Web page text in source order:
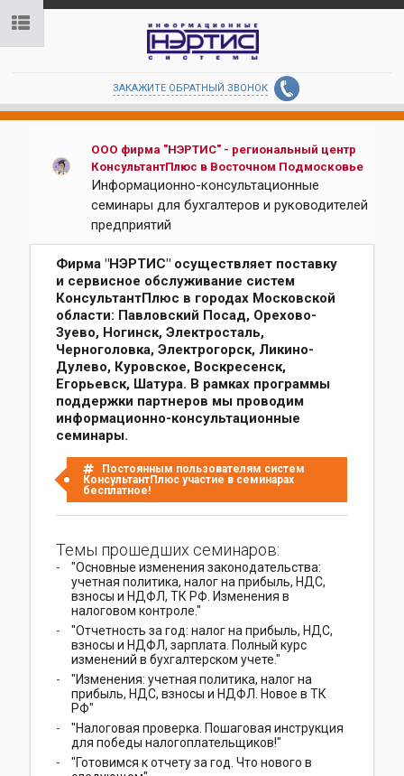
ЗАКАЖИТЕ ОБРАТНЫЙ ЗВОНОК
ООО фирма "НЭРТИС" - региональный центр
КонсультантПлюс в Восточном Подмосковье
Информационно-консультационные
семинары для бухгалтеров и руководителей
предприятий
Фирма "НЭРТИС" осуществляет поставку
и сервисное обслуживание систем
КонсультантПлюс в городах Московской
области: Павловский Посад, Орехово-
Зуево, Ногинск, Электросталь,
Черноголовка, Электрогорск, Ликино-
Дулево, Куровское, Воскресенск,
Егорьевск, Шатура. В рамках программы
поддержки партнеров мы проводим
информационно-консультационные
семинары.
Постоянным пользователям систем
КонсультантПлюс участие в семинарах
бесплатное!
Темы прошедших семинаров:
"Основные изменения законодательства:
учетная политика, налог на прибыль, НДС,
взносы и НДФЛ, ТК РФ. Изменения в
налоговом контроле."
"Отчетность за год: налог на прибыль, НДС,
взносы и НДФЛ, зарплата. Полный курс
изменений в бухгалтерском учете."
"Изменения: учетная политика, налог на
прибыль, НДС, взносы и НДФЛ. Новое в ТК
РФ"
"Налоговая проверка. Пошаговая инструкция
для победы налогоплательщиков!"
"Готовимся к отчету за год. Что нового в